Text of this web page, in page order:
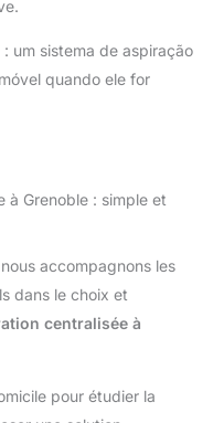
: um sistema de aspiração
quando ele for
à Grenoble : simple et
, nous accompagnons les
dans le choix et
centralisée à
pour étudier la